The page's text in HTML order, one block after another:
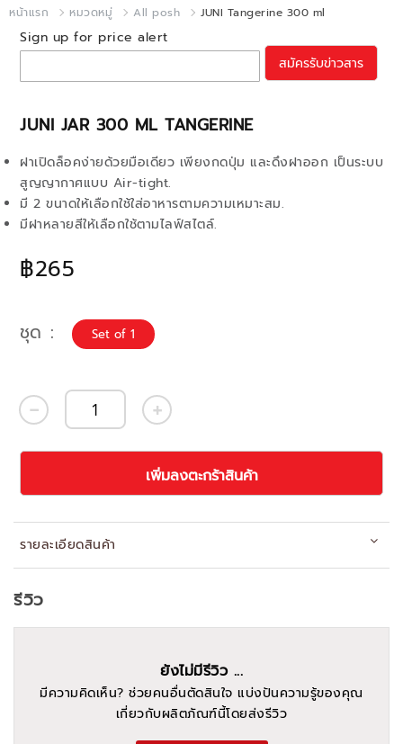
หน้าแรก หมวดหมู่ All posh JUNI Tangerine 300 ml
JUNI JAR 300 ML TANGERINE
฿265
ฝาเปิดล็อคง่ายด้วยมือเดียว เพียงกดปุ่ม และดึงฝาออก เป็นระบบ
สูญญากาศแบบ Air-tight.
มี 2 ขนาดให้เลือกใช้ใส่อาหารตามความเหมาะสม.
มีฝาหลายสีให้เลือกใช้ตามไลฟ์สไตล์.
Sign up for price alert
สมัครรับข่าวสาร
ชุด Set of 1
เพิ่มลงตะกร้าสินค้า
รายละเอียดสินค้า
รีวิว
ยังไม่มีรีวิว ...
มีความคิดเห็น? ช่วยคนอื่นตัดสินใจ แบ่งปันความรู้ของคุณ
เกี่ยวกับผลิตภัณฑ์นี้โดยส่งรีวิว